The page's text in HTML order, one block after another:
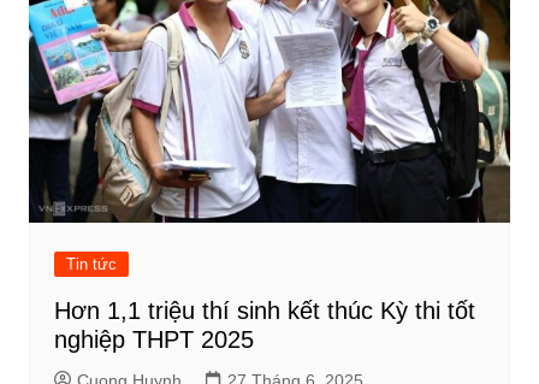
Tin tức
Hơn 1,1 triệu thí sinh kết thúc Kỳ thi tốt
nghiệp THPT 2025